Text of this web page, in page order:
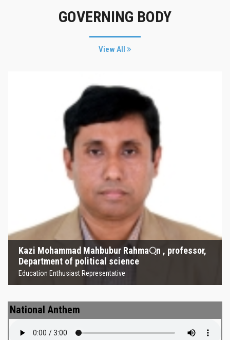
GOVERNING BODY
View All
Kazi Mohammad Mahbubur Rahma্‌n , professor,
Department of political science
Education Enthusiast Representative
Kazi Mohammad Mahbubur
Rahma্‌n , professor, Department
of political science
Education Enthusiast Representative
National Anthem